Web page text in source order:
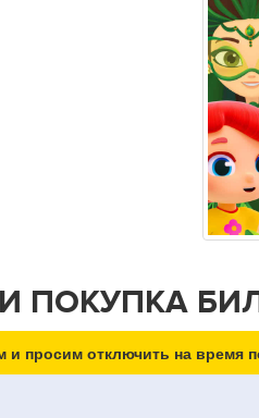
ПОКУПКА
просим отключить на время